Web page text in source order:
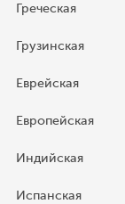
Греческая
Грузинская
Еврейская
Европейская
Индийская
Испанская